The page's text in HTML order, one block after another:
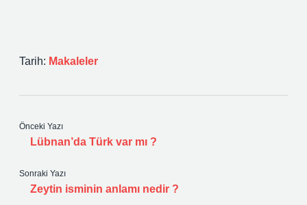
Tarih: Makaleler
Önceki Yazı
Lübnan’da Türk var mı ?
Sonraki Yazı
Zeytin isminin anlamı nedir ?